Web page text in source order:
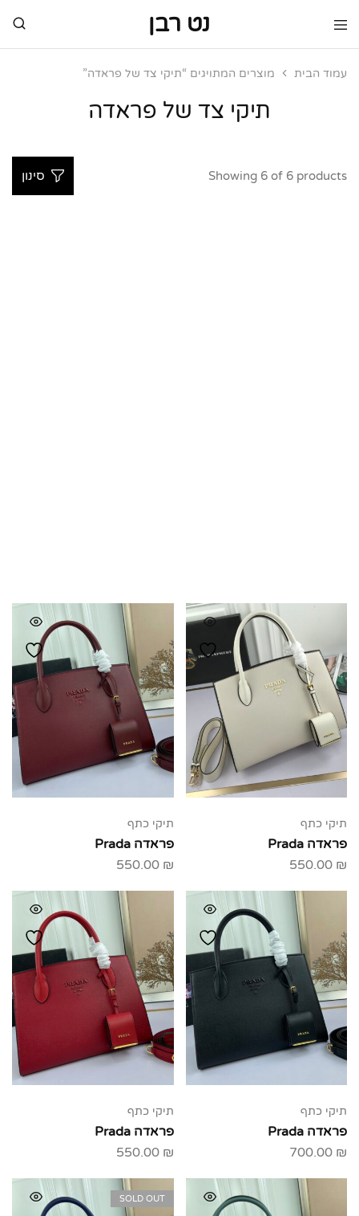
נט רבן
נט
מותגי
מותגי
עמוד הבית מוצרים המתויגים “תיקי צד של פראדה”
תיקי צד של פראדה
Showing 6 of 6 products
תיקי כתף
פראדה Prada
550.00 ₪
תיקי כתף
פראדה Prada
550.00 ₪
תיקי כתף
פראדה Prada
700.00 ₪
תיקי כתף
פראדה Prada
550.00 ₪
SOLD OUT